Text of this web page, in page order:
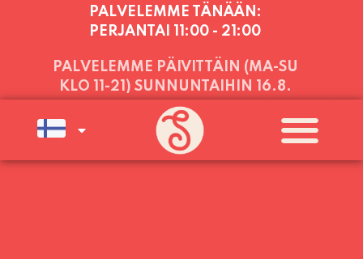
PALVELEMME TÄNÄÄN:
PERJANTAI 11:00 - 21:00
PALVELEMME PÄIVITTÄIN (MA-SU
KLO 11-21) SUNNUNTAIHIN 16.8.
SAAKKA JONKA JÄLKEEN OLEMME
AVOINNA VIIKONLOPPUISIN (PE-
SU) ELOKUUN LOPPUUN ASTI
LÄMPIMÄSTI TERVETULOA!